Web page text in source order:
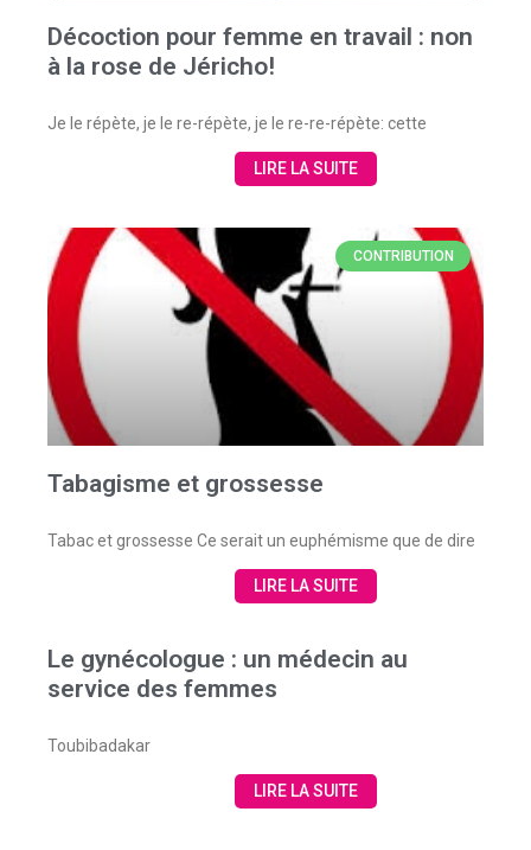
Décoction pour femme en travail : non
à la rose de Jéricho!
Je le répète, je le re-répète, je le re-re-répète: cette
LIRE LA SUITE
CONTRIBUTION
Tabagisme et grossesse
Tabac et grossesse Ce serait un euphémisme que de dire
LIRE LA SUITE
Le gynécologue : un médecin au
service des femmes
Toubibadakar
LIRE LA SUITE